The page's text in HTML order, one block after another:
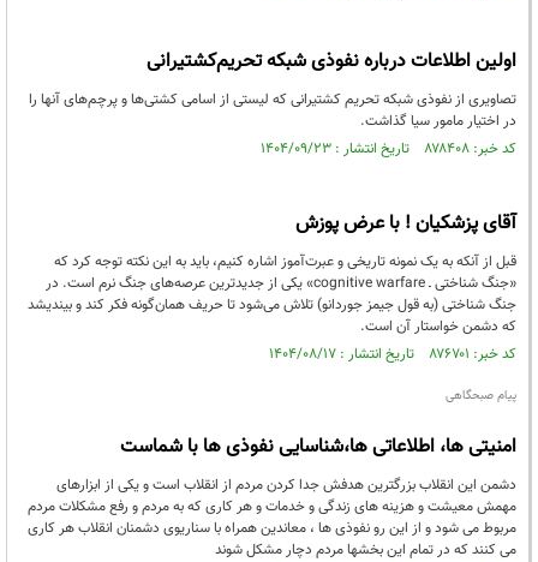
اولین اطلاعات درباره نفوذی شبکه تحریم‌کشتیرانی
تصاویری از نفوذی شبکه تحریم کشتیرانی که لیستی از اسامی کشتی‌ها و پرچم‌های آنها را
در اختیار مامور سیا گذاشت.
کد خبر: ۸۷۸۴۰۸ تاریخ انتشار : ۱۴۰۴/۰۹/۲۳
آقای پزشکیان ! با عرض پوزش
قبل از آنکه به یک نمونه تاریخی و عبرت‌آموز اشاره کنیم، باید به این نکته توجه کرد که
«جنگ شناختی ـ cognitive warfare» یکی از جدید‌ترین عرصه‌های جنگ نرم است. در
جنگ شناختی (به قول جیمز جوردانو) تلاش می‌شود تا حریف همان‌گونه فکر کند و بیندیشد
که دشمن خواستار آن است.
کد خبر: ۸۷۶۷۰۱ تاریخ انتشار : ۱۴۰۴/۰۸/۱۷
پیام صبحگاهی
امنیتی ها، اطلاعاتی ها،شناسایی نفوذی ها با شماست
دشمن این انقلاب بزرگترین هدفش جدا کردن مردم از انقلاب است و یکی از ابزارهای
مهمش معیشت و هزینه های زندگی و خدمات و هر کاری که به مردم و رفع مشکلات مردم
مربوط می شود و از این رو نفوذی ها ، معاندین همراه با سناریوی دشمنان انقلاب هر کاری
می کنند که در تمام این بخشها مردم دچار مشکل شوند